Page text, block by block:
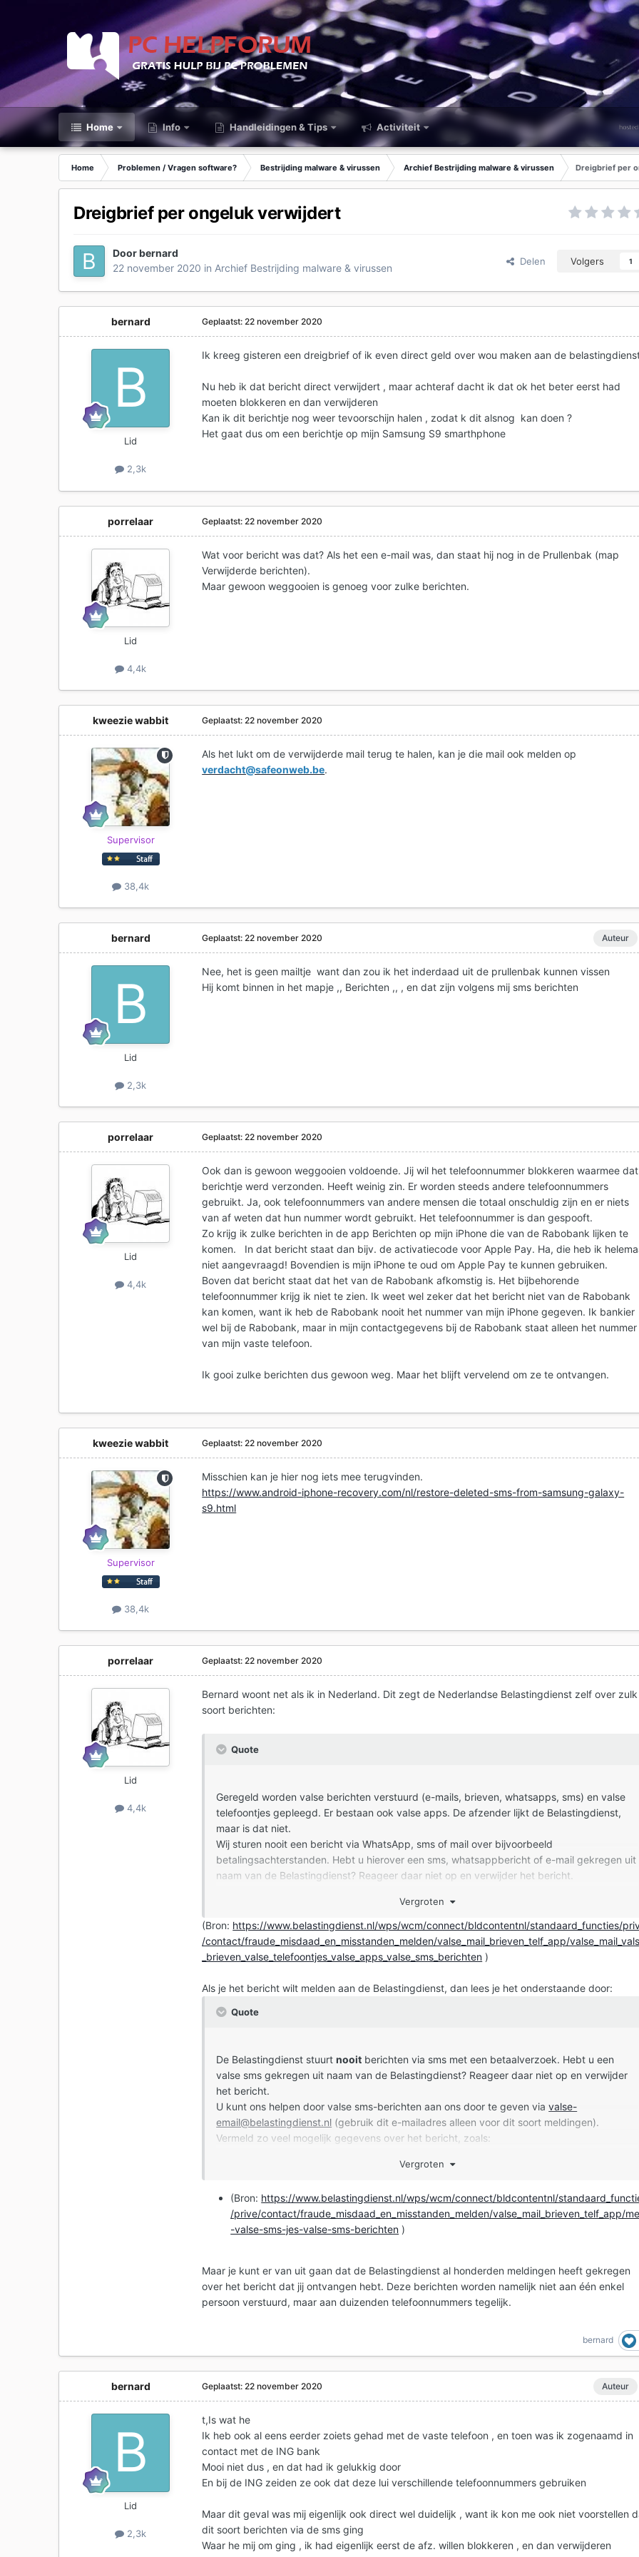
Home Info Handleidingen & Tips Activiteit
Home Problemen / Vragen software? Bestrijding malware & virussen Archief Bestrijding malware & virussen Dreigbrief per
Dreigbrief per ongeluk verwijdert
Doorbernard
22 november 2020 in Archief Bestrijding malware & virussen
Delen Volgers 1
bernard
Lid
2,3k
Geplaatst:22 november 2020
Ik kreeg gisteren een dreigbrief of ik even direct geld over wou maken aan de
Nu heb ik dat bericht direct verwijdert , maar achteraf dacht ik dat ok het beter eerst had
moeten blokkeren en dan verwijderen
Kan ik dit berichtje nog weer tevoorschijn halen , zodat k dit alsnog kan doen ?
Het gaat dus om een berichtje op mijn Samsung S9 smarthphone
porrelaar
Lid
4,4k
Geplaatst: 22 november 2020
Wat voor bericht was dat? Als het een e-mail was, dan staat hij nog in de Prullenbak (map
Verwijderde berichten).
Maar gewoon weggooien is genoeg voor zulke berichten.
kweezie wabbit
Supervisor
38,4k
Geplaatst: 22 november 2020
Als het lukt om de verwijderde mail terug te halen, kan je die mail ook melden op
verdacht@safeonweb.be.
bernard
Lid
2,3k
Auteur
Geplaatst: 22 november 2020
Nee, het is geen mailtje want dan zou ik het inderdaad uit de prullenbak kunnen vissen
Hij komt binnen in het mapje ,, Berichten ,, , en dat zijn volgens mij sms berichten
porrelaar
Lid
4,4k
Geplaatst:22 november 2020
Ook dan is gewoon weggooien voldoende. Jij wil het telefoonnummer blokkeren waarmee dat
berichtje werd verzonden. Heeft weinig zin. Er worden steeds andere telefoonnummers
gebruikt. Ja, ook telefoonnummers van andere mensen die totaal onschuldig zijn en er niets
van af weten dat hun nummer wordt gebruikt. Het telefoonnummer is dan gespooft.
Zo krijg ik zulke berichten in de app Berichten op mijn iPhone die van de Rabobank lijken te
komen. In dat bericht staat dan bijv. de activatiecode voor Apple Pay. Ha, die heb ik
niet aangevraagd! Bovendien is mijn iPhone te oud om Apple Pay te kunnen gebruiken.
Boven dat bericht staat dat het van de Rabobank afkomstig is. Het bijbehorende
telefoonnummer krijg ik niet te zien. Ik weet wel zeker dat het bericht niet van de Rabobank
kan komen, want ik heb de Rabobank nooit het nummer van mijn iPhone gegeven. Ik bankier
wel bij de Rabobank, maar in mijn contactgegevens bij de Rabobank staat alleen het nummer
van mijn vaste telefoon.
Ik gooi zulke berichten dus gewoon weg. Maar het blijft vervelend om ze te ontvangen.
kweezie wabbit
Supervisor
38,4k
Geplaatst:22 november 2020
Misschien kan je hier nog iets mee terugvinden.
https://www.android-iphone-recovery.com/nl/restore-deleted-sms-from-samsung-galaxy-
s9.html
porrelaar
Lid
4,4k
Geplaatst:22 november 2020
Bernard woont net als ik in Nederland. Dit zegt de Nederlandse Belastingdienst zelf over zulk
soort berichten:
Quote
Geregeld worden valse berichten verstuurd (e-mails, brieven, whatsapps, sms) en valse
telefoontjes gepleegd. Er bestaan ook valse apps. De afzender lijkt de Belastingdienst,
maar is dat niet.
Wij sturen nooit een bericht viaWhatsApp, sms of mail over bijvoorbeeld
betalingsachterstanden. Hebt u hierover een sms,whatsappbericht of e-mail gekregen uit
naam van de Belastingdienst? Reageer daar niet op en verwijder het bericht.
Vergroten
(Bron: https://www.belastingdienst.nl/wps/wcm/connect/bldcontentnl/standaard_functies/
/contact/fraude_misdaad_en_misstanden_melden/valse_mail_brieven_telf_app/
_brieven_valse_telefoontjes_valse_apps_valse_sms_berichten )
Als je het bericht wilt melden aan de Belastingdienst, dan lees je het onderstaande door:
Quote
De Belastingdienst stuurtnooit berichten via sms met een betaalverzoek. Hebt u een
valse sms gekregen uit naam van de Belastingdienst? Reageer daar niet op en verwijder
het bericht.
U kunt ons helpen door valse sms-berichten aan ons door te geven viavalse-
email@belastingdienst.nl (gebruik dit e-mailadres alleen voor dit soort meldingen).
Vermeld zo veel mogelijk gegevens over het bericht, zoals:
het telefoonnummer van de afzender
een website of URL die de afzender noemt
een screen shot van het bericht
Vergroten
(Bron: https://www.belastingdienst.nl/wps/wcm/connect/bldcontentnl/
/prive/contact/fraude_misdaad_en_misstanden_melden/valse_mail_brieven_telf_app/
-valse-sms-jes-valse-sms-berichten )
Maar je kunt er van uit gaan dat de Belastingdienst al honderden meldingen heeft gekregen
over het bericht dat jij ontvangen hebt. Deze berichten worden namelijk niet aan één enkel
persoon verstuurd, maar aan duizenden telefoonnummers tegelijk.
bernard
bernard
Lid
2,3k
Auteur
Geplaatst: 22 november 2020
t,Is wat he
Ik heb ook al eens eerder zoiets gehad met de vaste telefoon , en toen was ik zogenaamd in
contact met de ING bank
Mooi niet dus , en dat had ik gelukkig door
En bij de ING zeiden ze ook dat deze lui verschillende telefoonnummers gebruiken
Maar dit geval was mij eigenlijk ook direct wel duidelijk , want ik kon me ook niet voorstellen
dit soort berichten via de sms ging
Waar he mij om ging , ik had eigenlijk eerst de afz. willen blokkeren , en dan verwijderen